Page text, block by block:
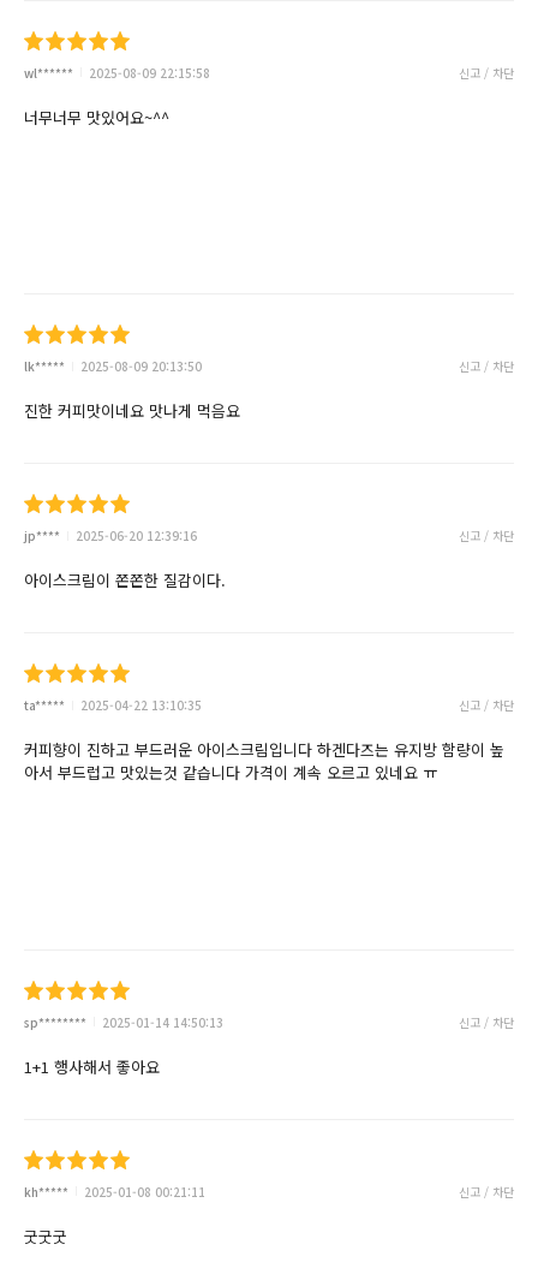
wl****** 2025-08-09 22:15:58 신고 / 차단
너무너무 맛있어요~^^
lk***** 2025-08-09 20:13:50 신고 / 차단
진한 커피맛이네요 맛나게 먹음요
jp**** 2025-06-20 12:39:16 신고 / 차단
아이스크림이 쫀쫀한 질감이다.
ta***** 2025-04-22 13:10:35 신고 / 차단
커피향이 진하고 부드러운 아이스크림입니다 하겐다즈는 유지방 함량이 높
아서 부드럽고 맛있는것 같습니다 가격이 계속 오르고 있네요 ㅠ
sp******** 2025-01-14 14:50:13 신고 / 차단
1+1 행사해서 좋아요
kh***** 2025-01-08 00:21:11 신고 / 차단
굿굿굿